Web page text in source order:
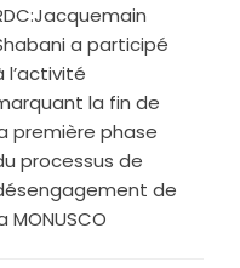
a participé
l’activité
la fin de
première phase
processus de
de
MONUSCO